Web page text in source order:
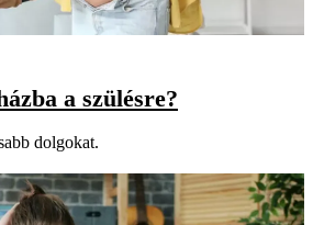
a szülésre?
dolgokat.